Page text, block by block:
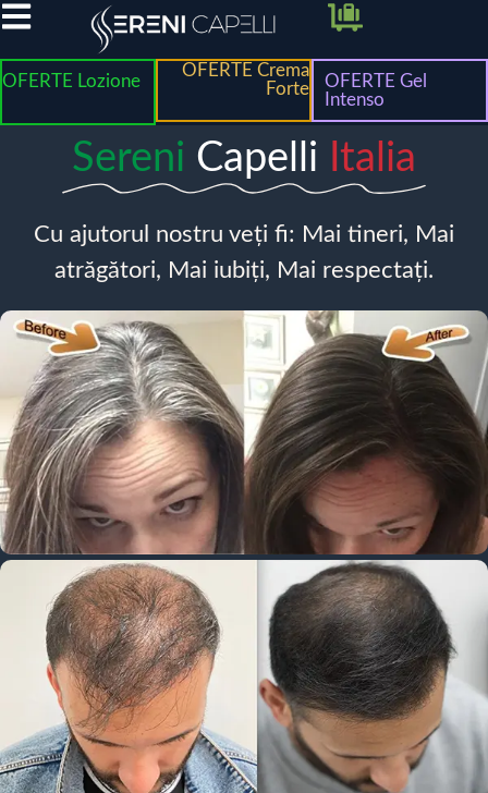
OFERTE Lozione
OFERTE Crema
Forte
OFERTE Gel
Intenso
Sereni Capelli Italia
Cu ajutorul nostru veți fi: Mai tineri, Mai
atrăgători, Mai iubiți, Mai respectați.